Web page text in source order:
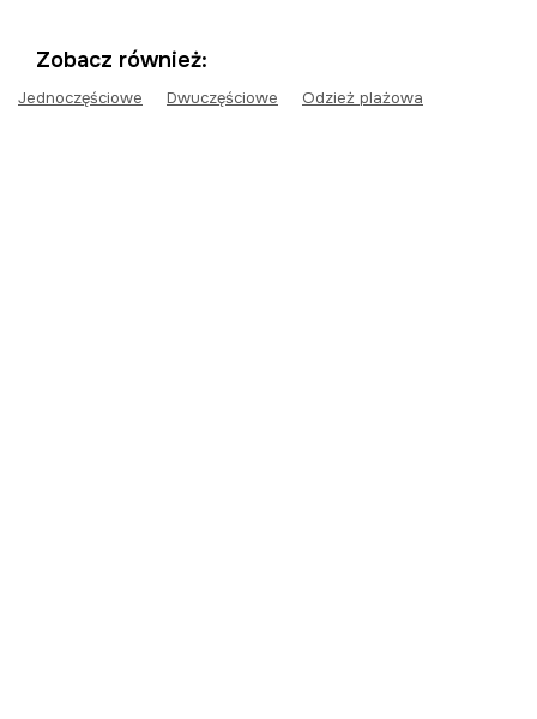
Zobacz również:
Jednoczęściowe Dwuczęściowe Odzież plażowa